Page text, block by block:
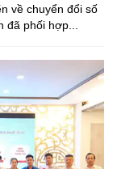
về chuyển đổi số
phối hợp...